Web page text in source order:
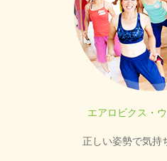
エアロビクス・
正しい姿勢で気持